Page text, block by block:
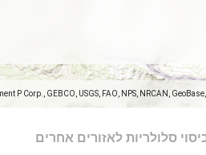
P Corp., GEBCO, USGS, FAO, NPS, NRCAN,
סלולריות לאזורים אחרים